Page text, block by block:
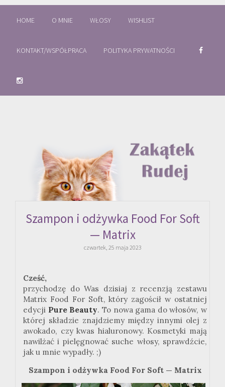
HOME O MNIE WŁOSY WISHLIST
KONTAKT/WSPÓŁPRACA POLITYKA PRYWATNOŚCI
Szampon i odżywka Food For Soft
— Matrix
czwartek, 25 maja 2023
Cześć,
przychodzę do Was dzisiaj z recenzją zestawu
Matrix Food For Soft, który zagościł w ostatniej
edycji Pure Beauty. To nowa gama do włosów, w
której składzie znajdziemy między innymi olej z
awokado, czy kwas hialuronowy. Kosmetyki mają
nawilżać i pielęgnować suche włosy, sprawdźcie,
jak u mnie wypadły. ;)
Szampon i odżywka Food For Soft — Matrix